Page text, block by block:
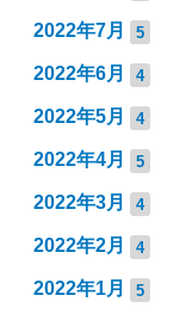
2022年7月 5
2022年6月 4
2022年5月 4
2022年4月 5
2022年3月 4
2022年2月 4
2022年1月 5